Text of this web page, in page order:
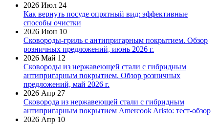
2026 Июл 24
Как вернуть посуде опрятный вид: эффективные
способы очистки
2026 Июн 10
Сковороды-гриль с антипригарным покрытием. Обзор
розничных предложений, июнь 2026 г.
2026 Май 12
Сковороды из нержавеющей стали с гибридным
антипригарным покрытием. Обзор розничных
предложений, май 2026 г.
2026 Апр 27
Сковорода из нержавеющей стали с гибридным
антипригарным покрытием Amercook Aristo: тест-обзор
2026 Апр 10